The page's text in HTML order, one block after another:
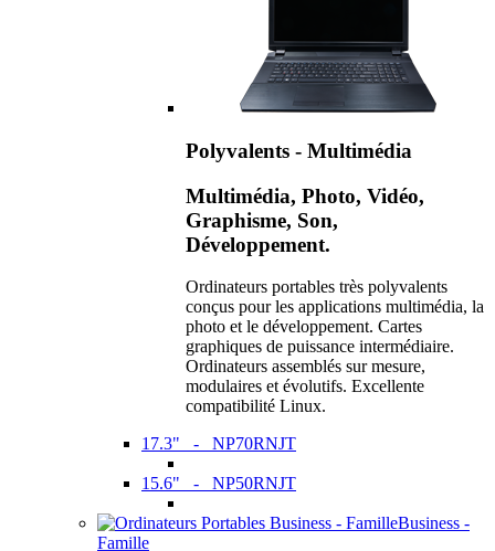
Polyvalents - Multimédia
Multimédia, Photo, Vidéo,
Graphisme, Son,
Développement.
Ordinateurs portables très polyvalents
conçus pour les applications multimédia, la
photo et le développement. Cartes
graphiques de puissance intermédiaire.
Ordinateurs assemblés sur mesure,
modulaires et évolutifs. Excellente
compatibilité Linux.
17.3" - NP70RNJT
15.6" - NP50RNJT
Business -
Famille